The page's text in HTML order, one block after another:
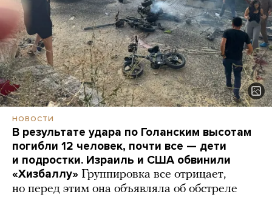
НОВОСТИ
В результате удара по Голанским высотам
погибли 12 человек, почти все — дети
и подростки. Израиль и США обвинили
«Хизбаллу» Группировка все отрицает,
но перед этим она объявляла об обстреле